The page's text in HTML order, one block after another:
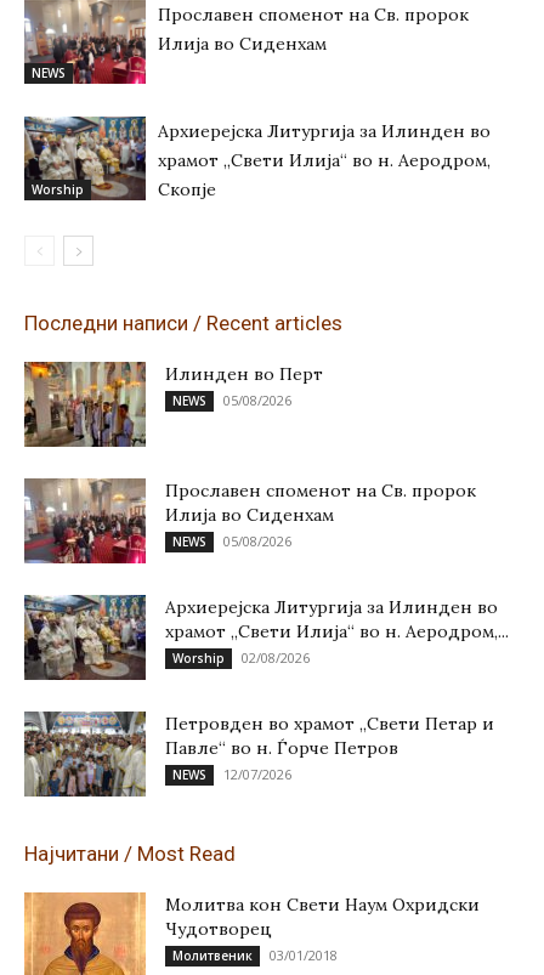
NEWS
Прославен споменот на Св. пророк
Илија во Сиденхам
Worship
Архиерејска Литургија за Илинден во
храмот „Свети Илија“ во н. Аеродром,
Скопје
Последни написи / Recent articles
Илинден во Перт
NEWS 05/08/2026
Прославен споменот на Св. пророк
Илија во Сиденхам
NEWS 05/08/2026
Архиерејска Литургија за Илинден во
храмот „Свети Илија“ во н. Аеродром,...
Worship 02/08/2026
Петровден во храмот „Свети Петар и
Павле“ во н. Ѓорче Петров
NEWS 12/07/2026
Најчитани / Most Read
Молитва кон Свети Наум Охридски
Чудотворец
Молитвеник 03/01/2018